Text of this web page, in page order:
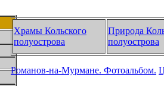
Храмы Кольского
полуострова
Природа
полуострова
Романов-на-Мурмане. Фотоальбом.